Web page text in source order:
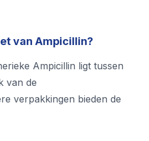
van Ampicillin?
Ampicillin ligt tussen
van de
verpakkingen bieden de